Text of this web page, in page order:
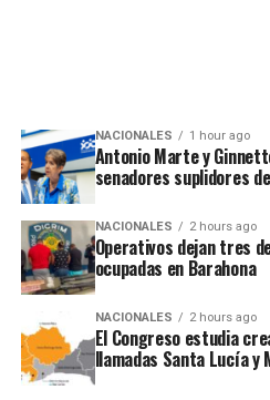
NACIONALES 1 hour ago
Antonio Marte y
senadores suplidores
NACIONALES 2 hours ago
Operativos dejan tres
ocupadas en Barahona
NACIONALES 2 hours ago
El Congreso estudia
llamadas Santa Lucía y